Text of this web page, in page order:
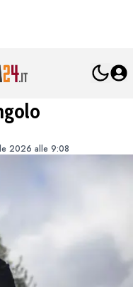
2026 alle 9:08